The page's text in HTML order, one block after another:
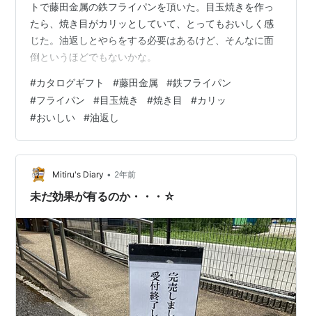
トで藤田金属の鉄フライパンを頂いた。目玉焼きを作っ
たら、焼き目がカリッとしていて、とってもおいしく感
じた。油返しとやらをする必要はあるけど、そんなに面
倒というほどでもないかな。
#カタログギフト #藤田金属 #鉄フライパン
#フライパン #目玉焼き #焼き目 #カリッ
#おいしい #油返し
Mitiru's Diary • 2年前
未だ効果が有るのか・・・☆